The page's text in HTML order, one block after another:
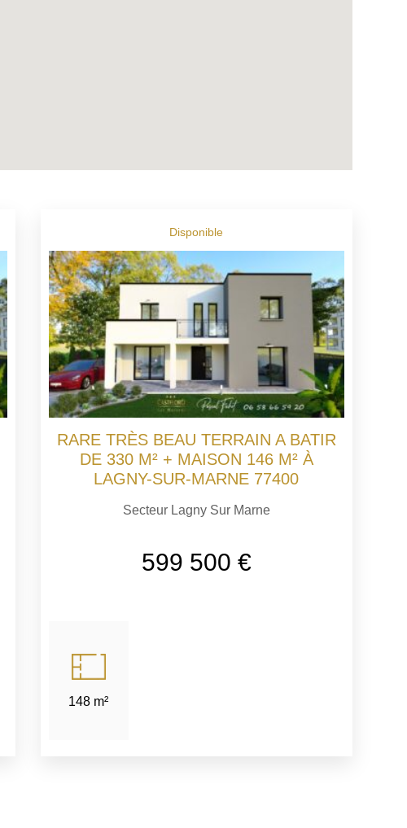
Disponible
RARE TRÈS BEAU TERRAIN A BATIR
DE 330 M² + MAISON 146 M² À
LAGNY-SUR-MARNE 77400
Secteur Lagny Sur Marne
599 500 €
148 m²